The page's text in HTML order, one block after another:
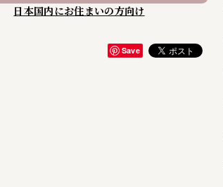
日本国内にお住まいの方向け
Save